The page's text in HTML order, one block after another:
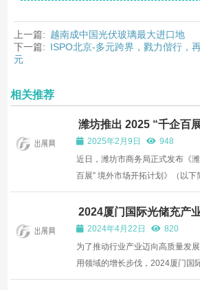
上一篇: 越南成中国光伏玻璃最大进口地
下一篇: ISPO北京-多元跨界，戮力偕行，
元
相关推荐
潍坊推出 2025 “千企百
业 “出海” 揽订单
2025年2月9日
948
近日，潍坊市商务局正式发布《
百展” 境外市场开拓计划》（以
当地企业进军境外市场、提升国
的行动纲领与坚实的政策支撑。
市在推动企业 “走出去” 战略上的
的稳...
2024厦门国际光储充产
行2024年4月22日
820
为了推动行业产业迈向高质量发
用领域的增长步伐，2024厦门国
于4月20日至22日在厦门国际会